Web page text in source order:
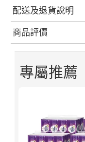
配送及退貨說明
商品評價
專屬推薦